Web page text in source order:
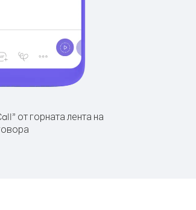
от горната лента на